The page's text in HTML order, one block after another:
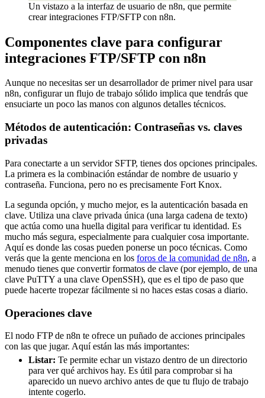
Un vistazo a la interfaz de usuario de n8n, que permite
crear integraciones FTP/SFTP con n8n.
Componentes clave para configurar
integraciones FTP/SFTP con n8n
Aunque no necesitas ser un desarrollador de primer nivel para usar
n8n, configurar un flujo de trabajo sólido implica que tendrás que
ensuciarte un poco las manos con algunos detalles técnicos.
Métodos de autenticación: Contraseñas vs. claves
privadas
Para conectarte a un servidor SFTP, tienes dos opciones principales.
La primera es la combinación estándar de nombre de usuario y
contraseña. Funciona, pero no es precisamente Fort Knox.
La segunda opción, y mucho mejor, es la autenticación basada en
clave. Utiliza una clave privada única (una larga cadena de texto)
que actúa como una huella digital para verificar tu identidad. Es
mucho más segura, especialmente para cualquier cosa importante.
Aquí es donde las cosas pueden ponerse un poco técnicas. Como
verás que la gente menciona en los foros de la comunidad de n8n, a
menudo tienes que convertir formatos de clave (por ejemplo, de una
clave PuTTY a una clave OpenSSH), que es el tipo de paso que
puede hacerte tropezar fácilmente si no haces estas cosas a diario.
Operaciones clave
El nodo FTP de n8n te ofrece un puñado de acciones principales
con las que jugar. Aquí están las más importantes:
Listar: Te permite echar un vistazo dentro de un directorio
para ver qué archivos hay. Es útil para comprobar si ha
aparecido un nuevo archivo antes de que tu flujo de trabajo
intente cogerlo.